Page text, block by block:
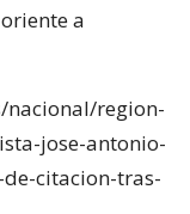
a
region-
jose-antonio-
citacion-tras-